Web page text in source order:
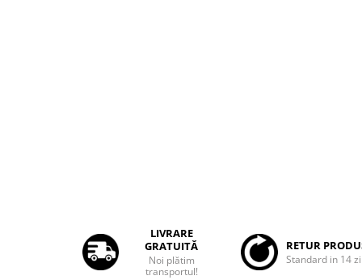
Rame adaptoare Honda
Rame Adaptoare Porsche
LIVRARE
GRATUITĂ
Noi plătim
transportul!
RETUR
Standard in 14